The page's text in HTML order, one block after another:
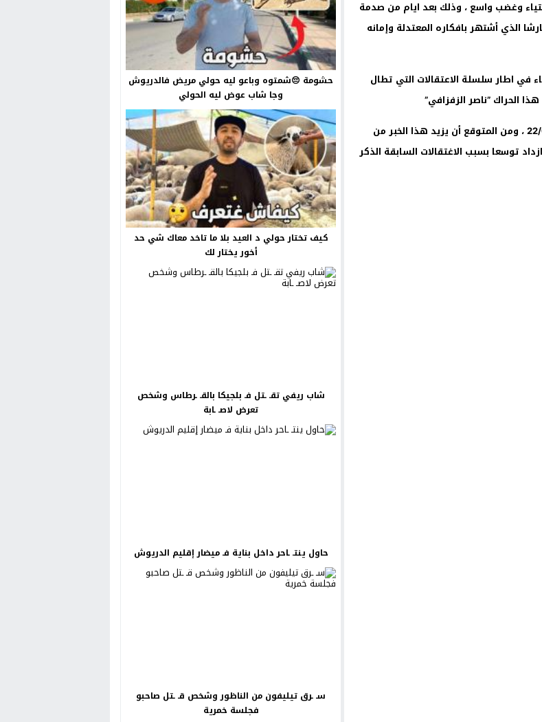
وغضب واسع ، وذلك بعد ايام من صدمة
الذي أشتهر بافكاره المعتدلة وإمانه
في اطار سلسلة الاعتقالات التي تطال
الحراك ”ناصر الزفزافي”
توفي والد المرتضى قبل منتصف الليل ليوم الخميس 22/06/2017 ، ومن المتوقع أن يزيد هذا الخبر من
توسعا بسبب الاغتقالات السابقة الذكر
حشومة 😔شمتوه وباعو ليه حولي مريض فالدريوش
وجا شاب عوض ليه الحولي
كيف تختار حولي د العيد بلا ما تاخد معاك شي حد
أخور يختار لك
شاب ريفي تقـ ـتل فـ بلجيكا بالقـ ـرطاس وشخص
تعرض لاصـ ـابة
حاول ينتـ ـاحر داخل بناية فـ ميضار إقليم الدريوش
سـ ـرق تيليفون من الناظور وشخص قـ ـتل صاحبو
فجلسة خمرية